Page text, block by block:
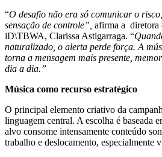
“O desafio não era só comunicar o
sensação de controle”, afirma a diretora
iD\TBWA, Clarissa Astigarraga. “
naturalizado, o alerta perde força. A
torna a mensagem mais presente,
dia a dia.”
Música como recurso estratégico
O principal elemento criativo da
linguagem central. A escolha é baseada
alvo consome intensamente conteúdo
trabalho e deslocamento, especialmente